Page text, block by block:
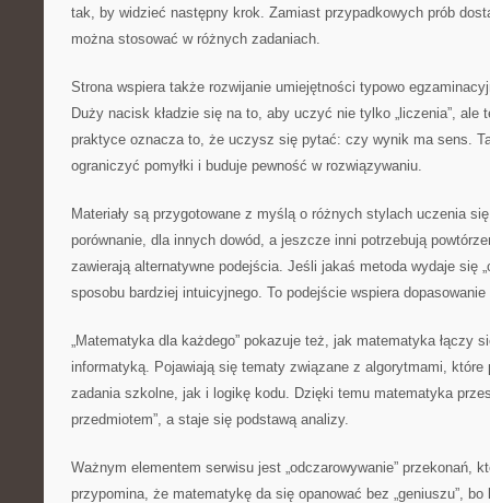
tak, by widzieć następny krok. Zamiast przypadkowych prób
można stosować w różnych zadaniach.
Strona wspiera także rozwijanie umiejętności typowo
Duży nacisk kładzie się na to, aby uczyć nie tylko „liczenia”, ale
praktyce oznacza to, że uczysz się pytać: czy wynik ma sens.
ograniczyć pomyłki i buduje pewność w rozwiązywaniu.
Materiały są przygotowane z myślą o różnych stylach uczenia
porównanie, dla innych dowód, a jeszcze inni potrzebują
zawierają alternatywne podejścia. Jeśli jakaś metoda wydaje się
sposobu bardziej intuicyjnego. To podejście wspiera
„Matematyka dla każdego” pokazuje też, jak matematyka łączy
informatyką. Pojawiają się tematy związane z algorytmami, które
zadania szkolne, jak i logikę kodu. Dzięki temu matematyka
przedmiotem”, a staje się podstawą analizy.
Ważnym elementem serwisu jest „odczarowywanie” przekonań,
przypomina, że matematykę da się opanować bez „geniuszu”,